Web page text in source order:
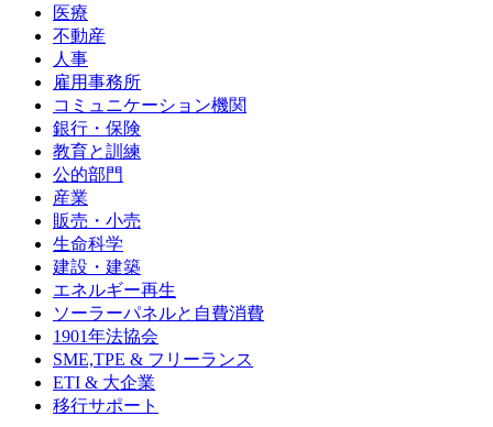
医療
不動産
人事
雇用事務所
コミュニケーション機関
銀行・保険
教育と訓練
公的部門
産業
販売・小売
生命科学
建設・建築
エネルギー再生
ソーラーパネルと自費消費
1901年法協会
SME,TPE & フリーランス
ETI & 大企業
移行サポート